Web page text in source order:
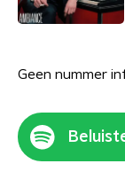
Geen nummer